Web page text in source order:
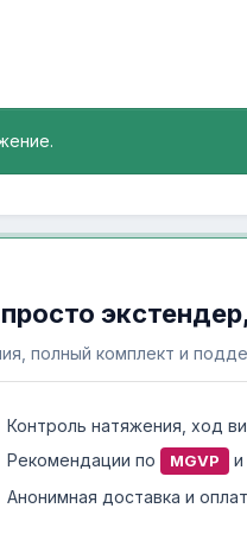
полный комплект и
Контроль натяжения, ход
Рекомендации по
MGVP
и
Анонимная доставка и